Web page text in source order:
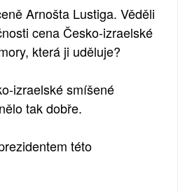
Arnošta Lustiga. Věděli
cena Česko-izraelské
která ji uděluje?
izraelské smíšené
tak dobře.
této